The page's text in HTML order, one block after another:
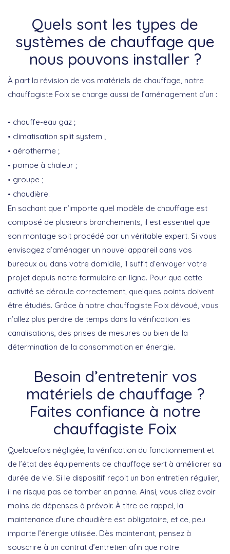
Quels sont les types de
systèmes de chauffage que
nous pouvons installer ?
À part la révision de vos matériels de chauffage, notre
chauffagiste Foix se charge aussi de l’aménagement d’un :
chauffe-eau gaz ;
climatisation split system ;
aérotherme ;
pompe à chaleur ;
groupe ;
chaudière.
En sachant que n’importe quel modèle de chauffage est
composé de plusieurs branchements, il est essentiel que
son montage soit procédé par un véritable expert. Si vous
envisagez d’aménager un nouvel appareil dans vos
bureaux ou dans votre domicile, il suffit d’envoyer votre
projet depuis notre formulaire en ligne. Pour que cette
activité se déroule correctement, quelques points doivent
être étudiés. Grâce à notre chauffagiste Foix dévoué, vous
n’allez plus perdre de temps dans la vérification les
canalisations, des prises de mesures ou bien de la
détermination de la consommation en énergie.
Besoin d’entretenir vos
matériels de chauffage ?
Faites confiance à notre
chauffagiste Foix
Quelquefois négligée, la vérification du fonctionnement et
de l’état des équipements de chauffage sert à améliorer sa
durée de vie. Si le dispositif reçoit un bon entretien régulier,
il ne risque pas de tomber en panne. Ainsi, vous allez avoir
moins de dépenses à prévoir. À titre de rappel, la
maintenance d’une chaudière est obligatoire, et ce, peu
importe l’énergie utilisée. Dès maintenant, pensez à
souscrire à un contrat d’entretien afin que notre